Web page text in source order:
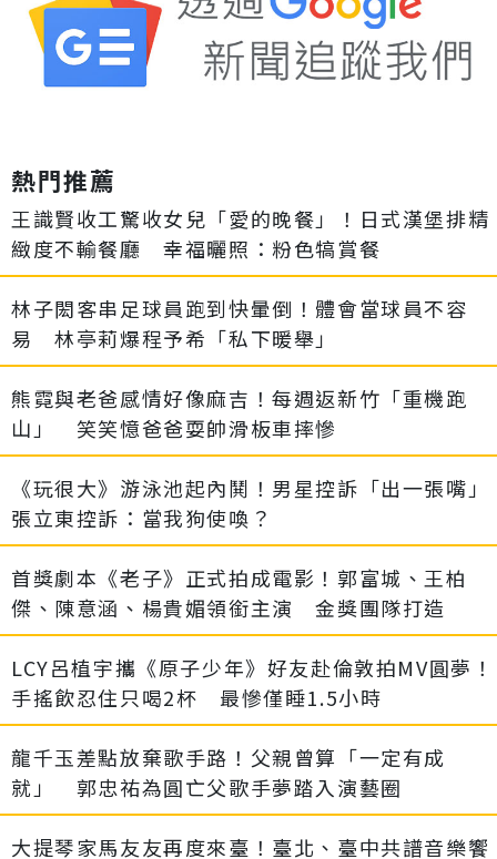
熱門推薦
王識賢收工驚收女兒「愛的晚餐」！日式漢堡排精
緻度不輸餐廳 幸福曬照：粉色犒賞餐
林子閎客串足球員跑到快暈倒！體會當球員不容
易 林亭莉爆程予希「私下暖舉」
熊霓與老爸感情好像麻吉！每週返新竹「重機跑
山」 笑笑憶爸爸耍帥滑板車摔慘
《玩很大》游泳池起內鬨！男星控訴「出一張嘴」
張立東控訴：當我狗使喚？
首獎劇本《老子》正式拍成電影！郭富城、王柏
傑、陳意涵、楊貴媚領銜主演 金獎團隊打造
LCY呂植宇攜《原子少年》好友赴倫敦拍MV圓夢！
手搖飲忍住只喝2杯 最慘僅睡1.5小時
龍千玉差點放棄歌手路！父親曾算「一定有成
就」 郭忠祐為圓亡父歌手夢踏入演藝圈
大提琴家馬友友再度來臺！臺北、臺中共譜音樂饗